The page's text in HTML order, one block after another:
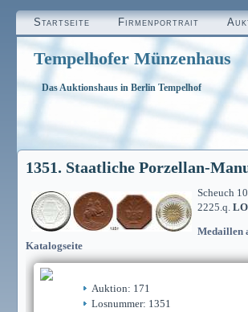
Startseite Firmenportrait
Tempelhofer Münzenhaus
Das Auktionshaus in Berlin Tempelhof
1351. Staatliche Porzellan-
Scheuch
2225.q.
Medaillen
Katalogseite
Auktion: 171
Losnummer: 1351